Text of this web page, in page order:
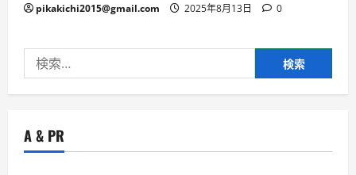
pikakichi2015@gmail.com 2025年8月13日 0
索:
A & PR